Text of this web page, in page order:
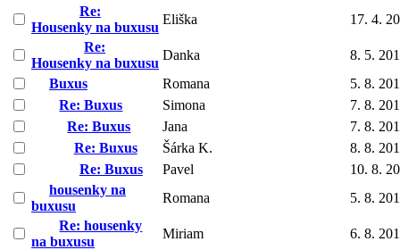
Re:
Housenky na buxusu
Eliška
17. 4.
Re:
Housenky na buxusu
Danka
8. 5.
Buxus
Romana
5. 8.
Re: Buxus
Simona
7. 8.
Re: Buxus
Jana
7. 8.
Re: Buxus
Šárka K.
8. 8.
Re: Buxus
Pavel
10. 8.
housenky na
buxusu
Romana
5. 8.
Re: housenky
na buxusu
Miriam
6. 8.